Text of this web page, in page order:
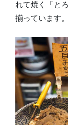
れて焼く「と
揃っています。